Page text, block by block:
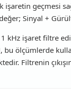
geçmesi
Sinyal +
kHz işaret filtre
ölçümlerde
Filtrenin